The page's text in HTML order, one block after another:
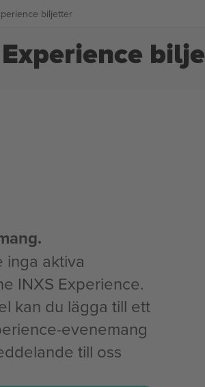
biljetter
inga aktiva
INXS Experience.
kan du lägga till ett
evenemang
till oss